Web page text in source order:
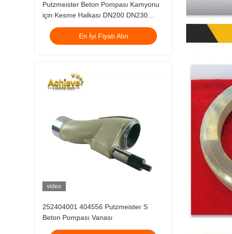
Putzmeister Beton Pompası Kamyonu
için Kesme Halkası DN200 DN230
458878 494520
En İyi Fiyatı Alın
video
252404001 404556 Putzmeister S
Beton Pompası Vanası